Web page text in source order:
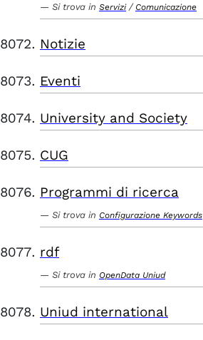
Si trova in Servizi / Comunicazione
Notizie
Eventi
University and Society
CUG
Programmi di ricerca
Si trova in Configurazione Keywords
rdf
Si trova in OpenData Uniud
Uniud international